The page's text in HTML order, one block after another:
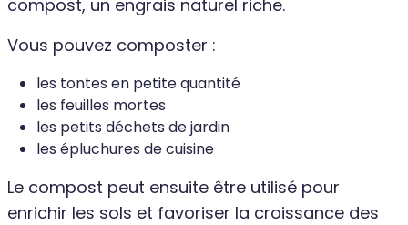
compost, un engrais naturel riche.
Vous pouvez composter :
les tontes en petite quantité
les feuilles mortes
les petits déchets de jardin
les épluchures de cuisine
Le compost peut ensuite être utilisé pour
enrichir les sols et favoriser la croissance des